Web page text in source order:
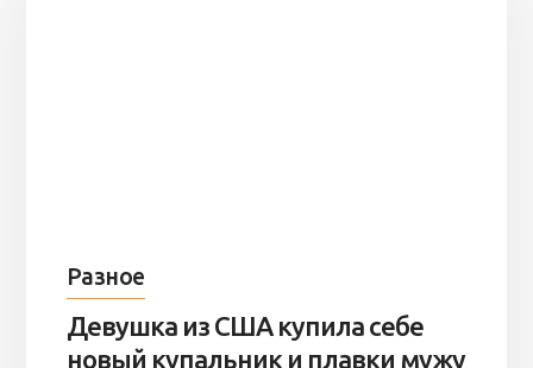
Разное
Девушка из США купила себе
новый купальник и плавки мужу